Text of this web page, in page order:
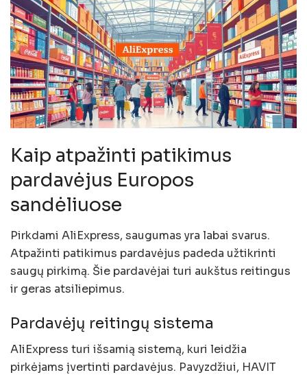
Kaip atpažinti patikimus
pardavėjus Europos
sandėliuose
Pirkdami AliExpress, saugumas yra labai svarus.
Atpažinti patikimus pardavėjus padeda užtikrinti
saugų pirkimą. Šie pardavėjai turi aukštus reitingus
ir geras atsiliepimus.
Pardavėjų reitingų sistema
AliExpress turi išsamią sistemą, kuri leidžia
pirkėjams įvertinti pardavėjus. Pavyzdžiui, HAVIT